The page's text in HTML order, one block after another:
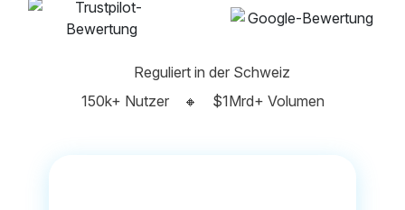
Reguliert in der Schweiz
150k+ Nutzer
🔸 $1Mrd+ Volumen